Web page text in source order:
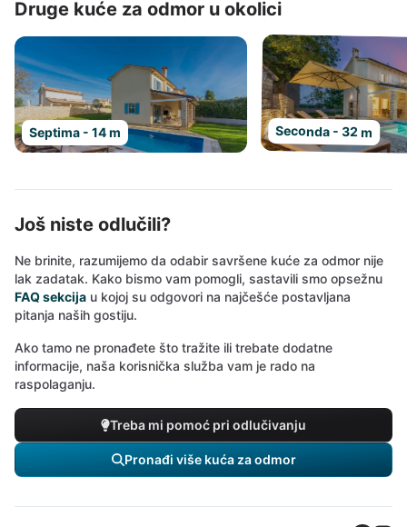
Druge kuće za odmor u okolici
Septima - 14 m Seconda - 32 m
Još niste odlučili?
Ne brinite, razumijemo da odabir savršene kuće za odmor nije
lak zadatak. Kako bismo vam pomogli, sastavili smo opsežnu
FAQ sekcija u kojoj su odgovori na najčešće postavljana
pitanja naših gostiju.
Ako tamo ne pronađete što tražite ili trebate dodatne
informacije, naša korisnička služba vam je rado na
raspolaganju.
Treba mi pomoć pri odlučivanju
Pronađi više kuća za odmor